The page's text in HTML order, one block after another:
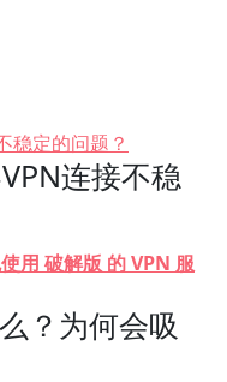
稳定的问题？
连接不稳
用 破解版 的 VPN 服
？为何会吸